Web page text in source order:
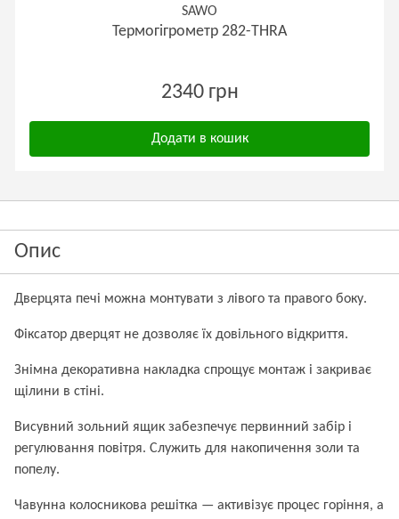
SAWO
Термогігрометр 282-THRA
2340 грн
Додати в кошик
Опис
Дверцята печі можна монтувати з лівого та правого боку.
Фіксатор дверцят не дозволяє їх довільного відкриття.
Знімна декоративна накладка спрощує монтаж і закриває
щілини в стіні.
Висувний зольний ящик забезпечує первинний забір і
регулювання повітря. Служить для накопичення золи та
попелу.
Чавунна колосникова решітка — активізує процес горіння, а